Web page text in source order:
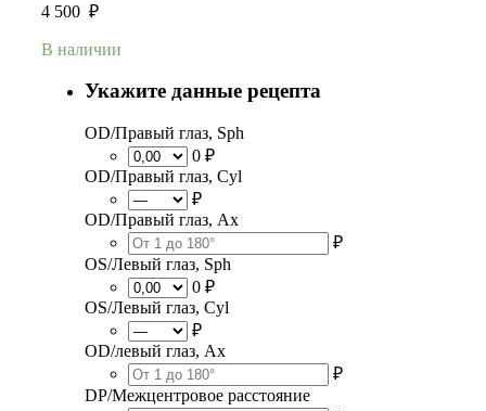
4 500 ₽
В наличии
Укажите данные рецепта
OD/Правый глаз, Sph
0 ₽
OD/Правый глаз, Cyl
₽
OD/Правый глаз, Ax
₽
OS/Левый глаз, Sph
0 ₽
OS/Левый глаз, Cyl
₽
OD/левый глаз, Ax
₽
DP/Межцентровое расстояние